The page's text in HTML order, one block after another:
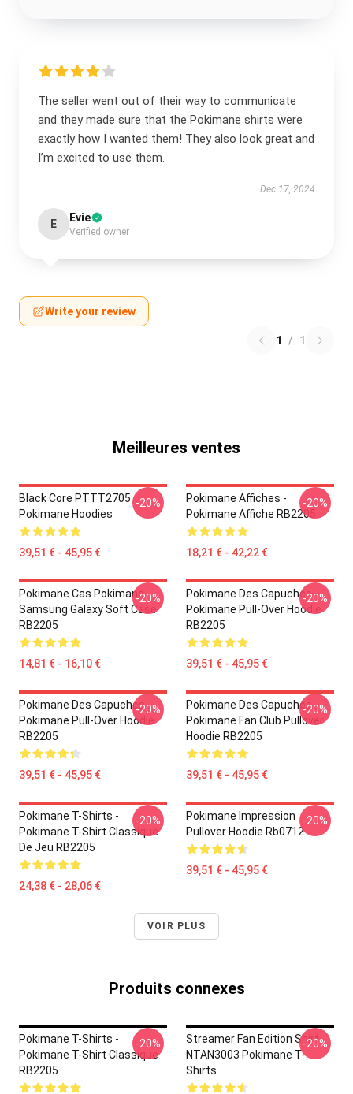
The seller went out of their way to communicate
and they made sure that the Pokimane shirts were
exactly how I wanted them! They also look great and
I’m excited to use them.
Dec 17, 2024
E Evie
Verified owner
Write your review
1 / 1
Meilleures ventes
Black Core PTTT2705
Pokimane Hoodies
39,51 € - 45,95 €
-20%
Pokimane Affiches -
Pokimane Affiche RB2205
18,21 € - 42,22 €
-20%
Pokimane Cas Pokimane
Samsung Galaxy Soft Case
RB2205
14,81 € - 16,10 €
-20%
Pokimane Des Capuches...
Pokimane Pull-Over Hoodie
RB2205
39,51 € - 45,95 €
-20%
Pokimane Des Capuches...
Pokimane Pull-Over Hoodie
RB2205
39,51 € - 45,95 €
-20%
Pokimane Des Capuches...
Pokimane Fan Club Pullover
Hoodie RB2205
39,51 € - 45,95 €
-20%
Pokimane T-Shirts -
Pokimane T-Shirt Classique
De Jeu RB2205
24,38 € - 28,06 €
-20%
Pokimane Impression
Pullover Hoodie Rb0712
39,51 € - 45,95 €
-20%
VOIR PLUS
Produits connexes
Pokimane T-Shirts -
Pokimane T-Shirt Classique
RB2205
-20%
Streamer Fan Edition Shirt
NTAN3003 Pokimane T-
Shirts
-20%